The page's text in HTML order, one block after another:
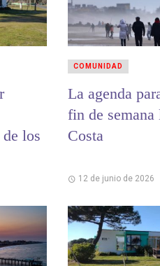
los
La agenda
fin de semana
Costa
12 de junio de 2026
COMUNIDAD